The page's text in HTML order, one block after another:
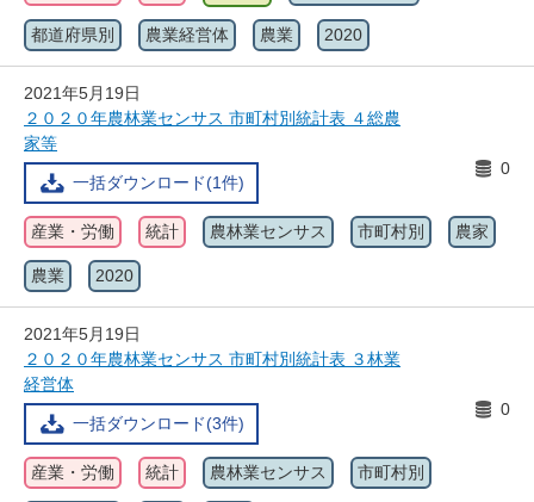
都道府県別 農業経営体 農業 2020
2021年5月19日
２０２０年農林業センサス 市町村別統計表 ４総農
家等
一括ダウンロード(1件)
0
産業・労働 統計 農林業センサス 市町村別 農家
農業 2020
2021年5月19日
２０２０年農林業センサス 市町村別統計表 ３林業
経営体
一括ダウンロード(3件)
0
産業・労働 統計 農林業センサス 市町村別